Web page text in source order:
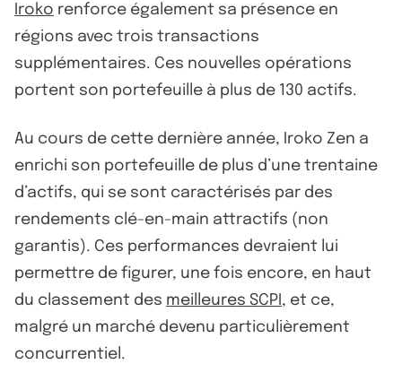
Iroko renforce également sa présence en
régions avec trois transactions
supplémentaires. Ces nouvelles opérations
portent son portefeuille à plus de 130 actifs.
Au cours de cette dernière année, Iroko Zen a
enrichi son portefeuille de plus d’une trentaine
d’actifs, qui se sont caractérisés par des
rendements clé-en-main attractifs (non
garantis). Ces performances devraient lui
permettre de figurer, une fois encore, en haut
du classement des meilleures SCPI , et ce,
malgré un marché devenu particulièrement
concurrentiel.